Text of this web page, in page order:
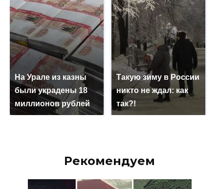
На Урале из казны
были украдены 18
миллионов рублей
Такую зиму в России
никто не ждал: как
так?!
Рекомендуем